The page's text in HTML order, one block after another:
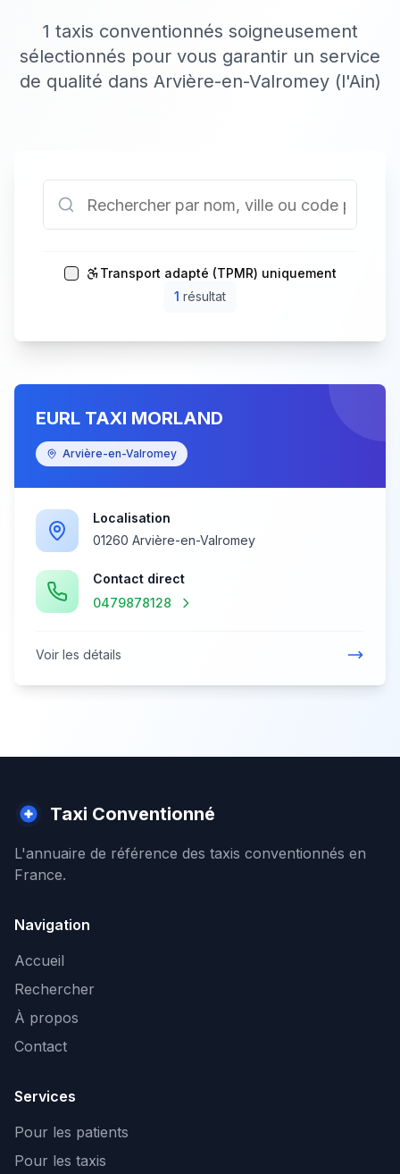
1 taxis conventionnés soigneusement
sélectionnés pour vous garantir un service
de qualité dans Arvière-en-Valromey (l'Ain)
Transport adapté (TPMR) uniquement
1 résultat
EURL TAXI MORLAND
Arvière-en-Valromey
Localisation
01260 Arvière-en-Valromey
Contact direct
0479878128
Voir les détails
Taxi Conventionné
L'annuaire de référence des taxis conventionnés en
France.
Navigation
Accueil
Rechercher
À propos
Contact
Services
Pour les patients
Pour les taxis